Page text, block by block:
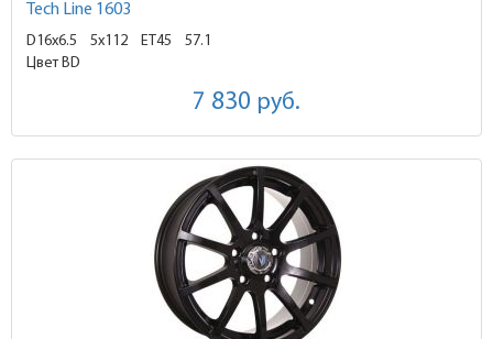
Tech Line 1603
D16x6.5 5x112 ET45
57.1
Цвет BD
7 830 руб.